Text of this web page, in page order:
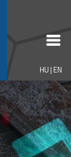
HU|EN